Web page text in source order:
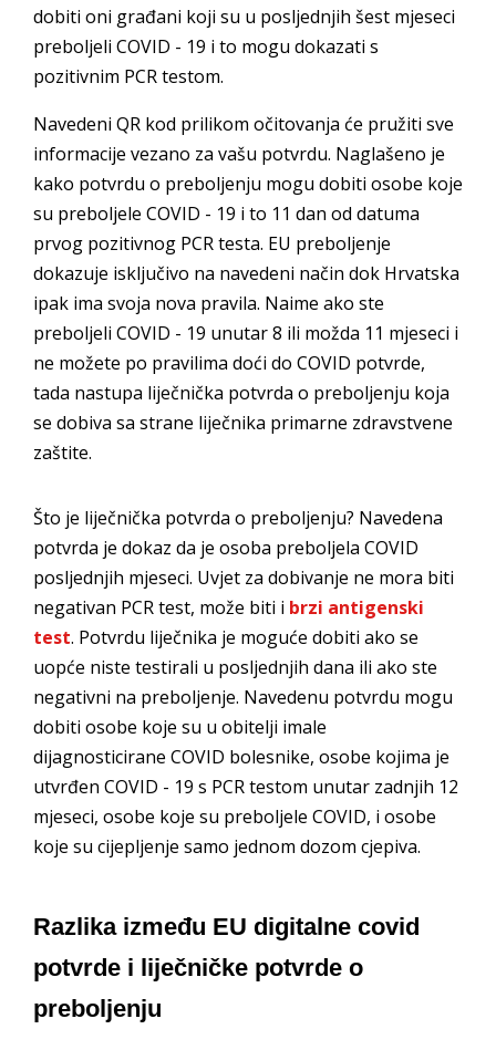
dobiti oni građani koji su u posljednjih šest mjeseci
preboljeli COVID - 19 i to mogu dokazati s
pozitivnim PCR testom.
Navedeni QR kod prilikom očitovanja će pružiti sve
informacije vezano za vašu potvrdu. Naglašeno je
kako potvrdu o preboljenju mogu dobiti osobe koje
su preboljele COVID - 19 i to 11 dan od datuma
prvog pozitivnog PCR testa. EU preboljenje
dokazuje isključivo na navedeni način dok Hrvatska
ipak ima svoja nova pravila. Naime ako ste
preboljeli COVID - 19 unutar 8 ili možda 11 mjeseci i
ne možete po pravilima doći do COVID potvrde,
tada nastupa liječnička potvrda o preboljenju koja
se dobiva sa strane liječnika primarne zdravstvene
zaštite.
Što je liječnička potvrda o preboljenju? Navedena
potvrda je dokaz da je osoba preboljela COVID
posljednjih mjeseci. Uvjet za dobivanje ne mora biti
negativan PCR test, može biti i brzi antigenski
test. Potvrdu liječnika je moguće dobiti ako se
uopće niste testirali u posljednjih dana ili ako ste
negativni na preboljenje. Navedenu potvrdu mogu
dobiti osobe koje su u obitelji imale
dijagnosticirane COVID bolesnike, osobe kojima je
utvrđen COVID - 19 s PCR testom unutar zadnjih 12
mjeseci, osobe koje su preboljele COVID, i osobe
koje su cijepljenje samo jednom dozom cjepiva.
Razlika između EU digitalne covid
potvrde i liječničke potvrde o
preboljenju